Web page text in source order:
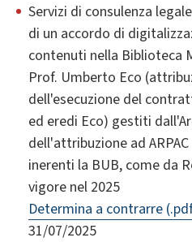
Servizi di consulenza
di un accordo di
contenuti nella Biblioteca
Prof. Umberto Eco
dell'esecuzione del
ed eredi Eco) gestiti
dell'attribuzione ad
inerenti la BUB, come da
vigore nel 2025
Determina a contrarre
31/07/2025